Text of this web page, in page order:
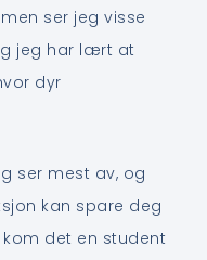
ser jeg visse
jeg har lært at
dyr
ser mest av, og
kan spare deg
kom det en student